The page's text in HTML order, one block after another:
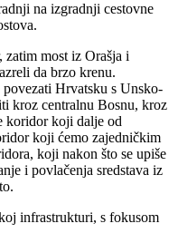
na izgradnji cestovne
most iz Orašja i
da brzo krenu.
Hrvatsku s Unsko-
kroz centralnu Bosnu, kroz
koridor koji dalje od
koji ćemo zajedničkim
koji nakon što se upiše
i povlačenja sredstava iz
infrastrukturi, s fokusom